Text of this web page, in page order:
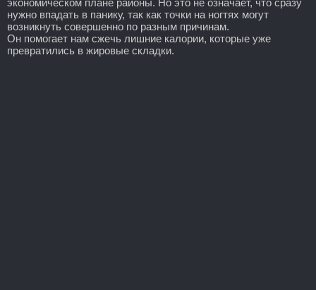
нужно впадать в панику, так как точки на ногтях могут
возникнуть совершенно по разным причинам.
Он помогает нам сжечь лишние калории, которые уже
превратились в жировые складки.